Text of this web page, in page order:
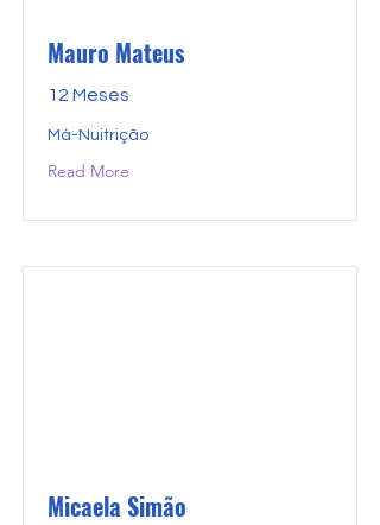
Mauro Mateus
12 Meses
Má-Nuitrição
Read More
Micaela Simão